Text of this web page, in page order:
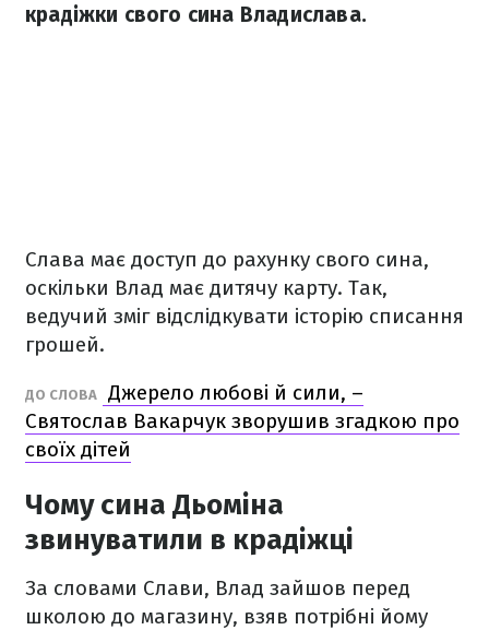
крадіжки свого сина Владислава.
Слава має доступ до рахунку свого сина,
оскільки Влад має дитячу карту. Так,
ведучий зміг відслідкувати історію списання
грошей.
ДО СЛОВА
Джерело любові й сили, –
Святослав Вакарчук зворушив згадкою про
своїх дітей
Чому сина Дьоміна
звинуватили в крадіжці
За словами Слави, Влад зайшов перед
школою до магазину, взяв потрібні йому